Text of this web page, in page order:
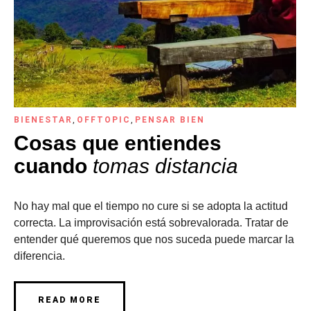
BIENESTAR , OFFTOPIC , PENSAR BIEN
Cosas que entiendes
cuando tomas distancia
No hay mal que el tiempo no cure si se adopta la actitud
correcta. La improvisación está sobrevalorada. Tratar de
entender qué queremos que nos suceda puede marcar la
diferencia.
READ MORE